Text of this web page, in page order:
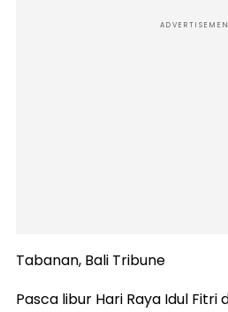
Tabanan, Bali Tribune
Pasca libur Hari Raya Idul Fitri